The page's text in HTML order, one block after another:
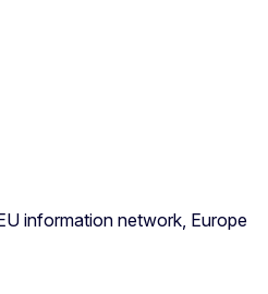
information network, Europe